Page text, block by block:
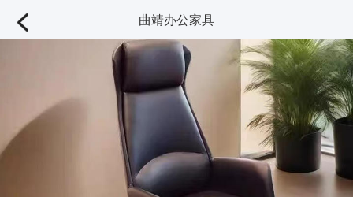
曲靖办公家具